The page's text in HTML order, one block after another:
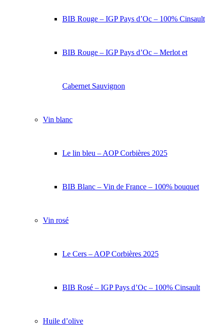
BIB Rouge – IGP Pays d’Oc – 100% Cinsault
BIB Rouge – IGP Pays d’Oc – Merlot et
Cabernet Sauvignon
Vin blanc
Le lin bleu – AOP Corbières 2025
BIB Blanc – Vin de France – 100% bouquet
Vin rosé
Le Cers – AOP Corbières 2025
BIB Rosé – IGP Pays d’Oc – 100% Cinsault
Huile d’olive